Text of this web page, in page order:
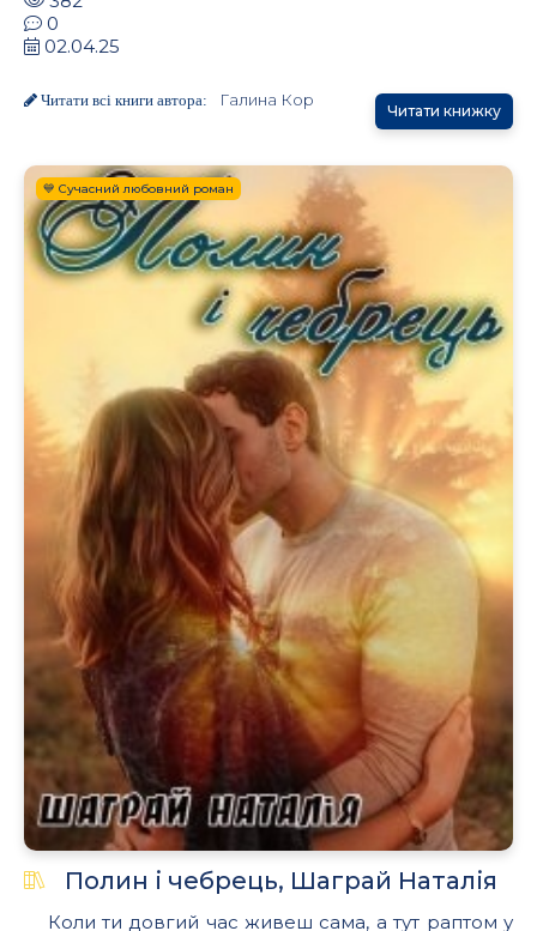
0
02.04.25
Читати всі книги автора: Галина Кор
Читати книжку
💙 Сучасний любовний роман
Полин і чебрець, Шаграй Наталія
Коли ти довгий час живеш сама, а тут раптом у